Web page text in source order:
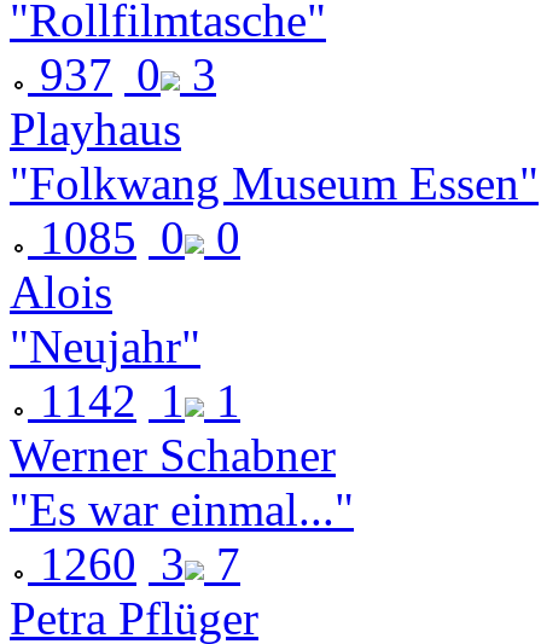
"Rollfilmtasche"
937 0
3
Playhaus
"Folkwang Museum Essen"
1085 0
0
Alois
"Neujahr"
1142 1
1
Werner Schabner
"Es war einmal..."
1260 3
7
Petra Pflüger